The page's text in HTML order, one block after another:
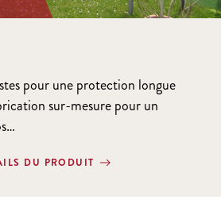
pour une protection longue
sur-mesure pour un
DU PRODUIT